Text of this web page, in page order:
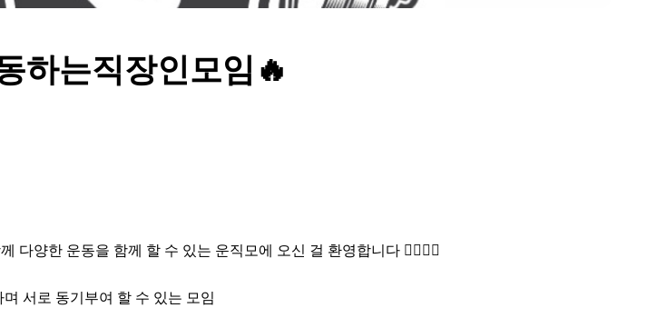
하는직장인모임🔥
다양한 운동을 함께 할 수 있는 운직모에 오신 걸 환영합니다 🙆‍♂🙆‍♀
서로 동기부여 할 수 있는 모임